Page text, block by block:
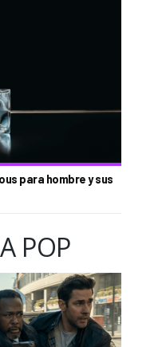
para hombre y sus
POP